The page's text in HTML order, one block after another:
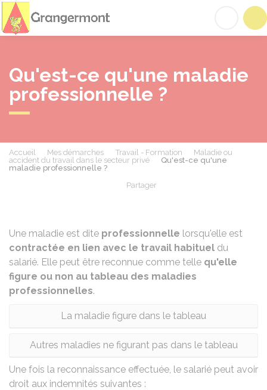
Qu'est-ce qu'une maladie
professionnelle ?
Accueil Mes démarches Travail - Formation
Maladie ou
accident du travail dans le secteur privé
Qu'est-ce qu'une
maladie professionnelle ?
Partager
Une maladie est dite professionnelle lorsqu'elle est
contractée en lien avec le travail habituel du
salarié. Elle peut être reconnue comme telle qu'elle
figure ou non au tableau des maladies
professionnelles.
La maladie figure dans le tableau
Autres maladies ne figurant pas dans le tableau
Une fois la reconnaissance effectuée, le salarié peut avoir
droit aux indemnités suivantes :